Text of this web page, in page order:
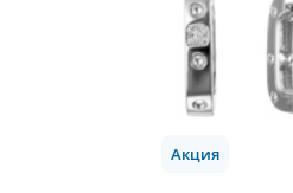
Акция